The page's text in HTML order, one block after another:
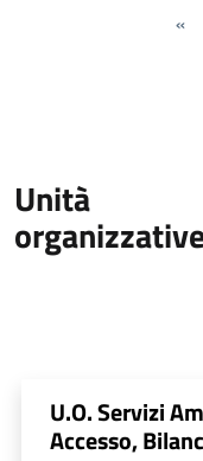
«
Unità
U.O. Servizi
Accesso,